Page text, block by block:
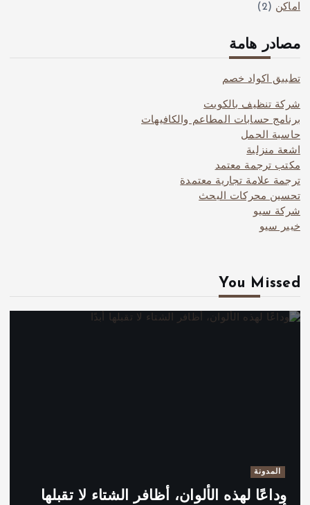
اماكن (2)
مصادر هامة
تطبيق اكواد خصم
شركة تنظيف بالكويت
برنامج حسابات المطاعم والكافيهات
حاسبة الحمل
اشعة منزلية
مكتب ترجمة معتمد
ترجمة علامة تجارية معتمدة
تحسين محركات البحث
شركة سيو
خبير سيو
You Missed
المدونة
وداعًا لهذه الألوان، أظافر الشتاء لا تقبلها